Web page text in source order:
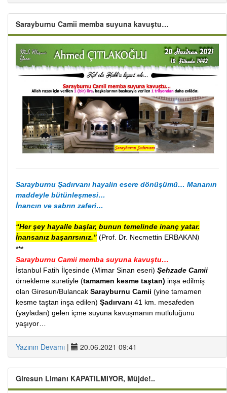
Sarayburnu Camii memba suyuna kavuştu…
Sarayburnu Şadırvanı hayalin esere dönüşümü… Mananın
maddeyle bütünleşmesi…
İnancın ve sabrın zaferi…
“Her şey hayalle başlar, bunun temelinde inanç yatar.
İnansanız başarırsınız.” (Prof. Dr. Necmettin ERBAKAN)
***
Sarayburnu Camii memba suyuna kavuştu…
İstanbul Fatih İlçesinde (Mimar Sinan eseri) Şehzade Camii
örnekleme suretiyle (tamamen kesme taştan) inşa edilmiş
olan Giresun/Bulancak Sarayburnu Camii (yine tamamen
kesme taştan inşa edilen) Şadırvanı 41 km. mesafeden
(yayladan) gelen içme suyuna kavuşmanın mutluluğunu
yaşıyor…
Yazının Devamı | 20.06.2021 09:41
Giresun Limanı KAPATILMIYOR, Müjde!..